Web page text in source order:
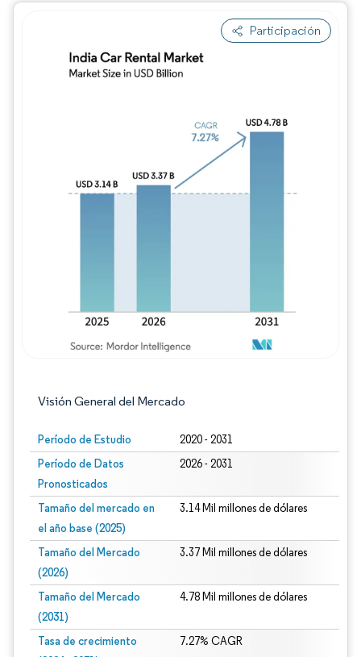
Participación
Visión General del Mercado
Período de Estudio 2020 - 2031
Período de Datos
Pronosticados
2026 - 2031
Tamaño del mercado en
el año base (2025)
3.14 Mil millones de dólares
Tamaño del Mercado
(2026)
3.37 Mil millones de dólares
Tamaño del Mercado
(2031)
4.78 Mil millones de dólares
Tasa de crecimiento
7.27% CAGR